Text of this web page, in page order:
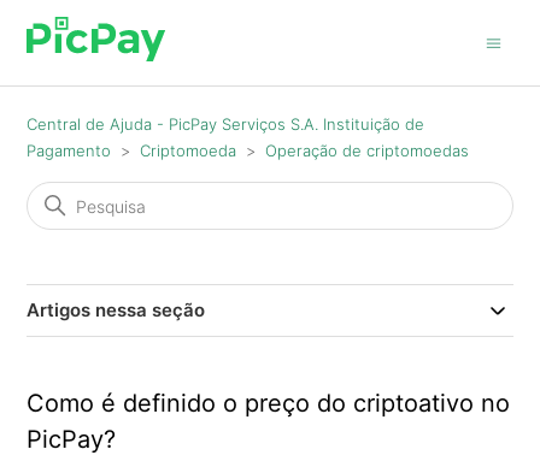
Central de Ajuda - PicPay Serviços S.A. Instituição de
Pagamento
Criptomoeda Operação de criptomoedas
Artigos nessa seção
Como é definido o preço do criptoativo no
PicPay?